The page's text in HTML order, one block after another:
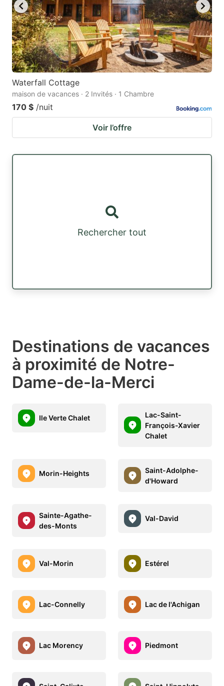
Waterfall Cottage
maison de vacances · 2 Invités · 1 Chambre
170 $ /nuit
Voir l’offre
Rechercher tout
Destinations de vacances
à proximité de Notre-
Dame-de-la-Merci
Ile Verte Chalet
Lac-Saint-
François-Xavier
Chalet
Morin-Heights
Saint-Adolphe-
d'Howard
Sainte-Agathe-
des-Monts
Val-David
Val-Morin Estérel
Lac-Connelly Lac de l'Achigan
Lac Morency Piedmont